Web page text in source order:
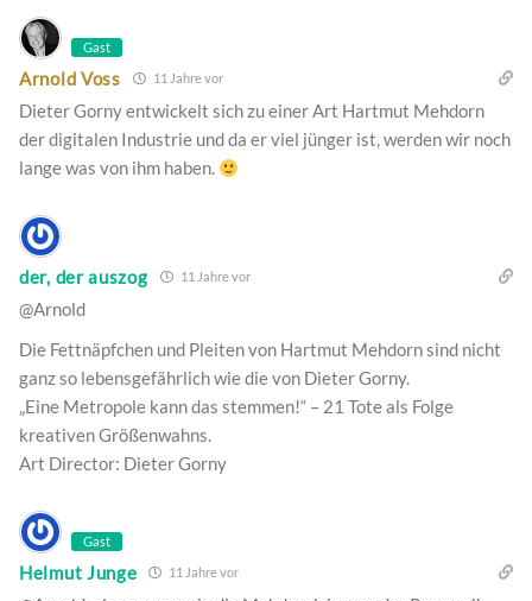
Gast
Arnold Voss 11 Jahre vor
Dieter Gorny entwickelt sich zu einer Art Hartmut Mehdorn
der digitalen Industrie und da er viel jünger ist, werden wir noch
lange was von ihm haben.
der, der auszog 11 Jahre vor
@Arnold
Die Fettnäpfchen und Pleiten von Hartmut Mehdorn sind nicht
ganz so lebensgefährlich wie die von Dieter Gorny.
„Eine Metropole kann das stemmen!“ – 21 Tote als Folge
kreativen Größenwahns.
Art Director: Dieter Gorny
Gast
Helmut Junge 11 Jahre vor